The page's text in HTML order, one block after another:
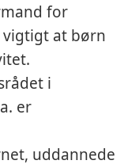
for
vigtigt at børn
i
er
uddannede